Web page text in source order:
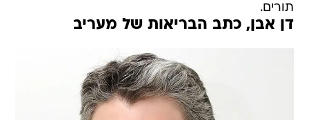
תורים.
דן אבן, כתב הבריאות של מעריב